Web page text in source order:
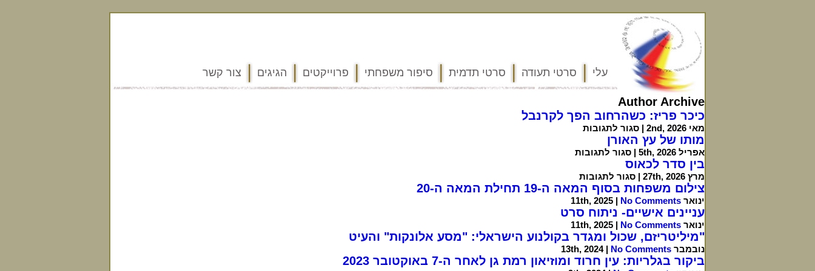
עלי סרטי תעודה סרטי תדמית סיפור משפחתי פרוייקטים הגיגים צור קשר
Author Archive
כיכר פריז: כשהרחוב הפך לקרנבל
מאי 2nd, 2026 | סגור לתגובותעל
פריז:
כשהרחוב
לקרנבל
מותו של עץ האורן
אפריל 5th, 2026 | סגור לתגובותעל
האורן
בין סדר לכאוס
מרץ 27th, 2026 | סגור לתגובותעל
בין
סדר
לכאוס
צילום משפחות בסוף המאה ה-19 תחילת המאה ה-20
ינואר 11th, 2025 | No Comments
עניינים אישיים- ניתוח סרט
ינואר 11th, 2025 | No Comments
"מיליטריזם, שכול ומגדר בקולנוע הישראלי: "מסע אלונקות" והעיט
נובמבר 13th, 2024 | No Comments
ביקור בגלריות: עין חרוד ומוזיאון רמת גן לאחר ה-7 באוקטובר 2023